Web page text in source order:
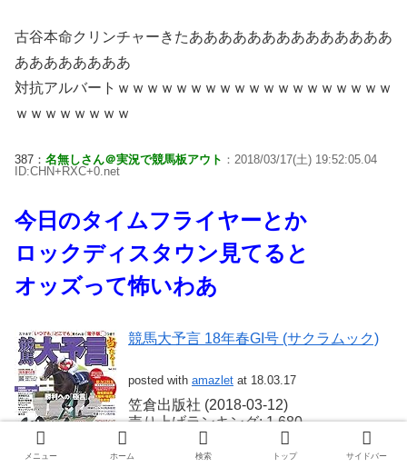
古谷本命クリンチャーきたああああああああああああああ
ああああああああ
対抗アルバートｗｗｗｗｗｗｗｗｗｗｗｗｗｗｗｗｗｗｗ
ｗｗｗｗｗｗｗｗ
387： 名無しさん＠実況で競馬板アウト ：2018/03/17(土) 19:52:05.04
ID:CHN+RXC+0.net
今日のタイムフライヤーとか
ロックディスタウン見てると
オッズって怖いわあ
競馬大予言 18年春GI号 (サクラムック)
posted with amazlet at 18.03.17
笠倉出版社 (2018-03-12)
売り上げランキング: 1,680
Amazon.co.jpで詳細を見る
メニュー ホーム 検索 トップ サイドバー